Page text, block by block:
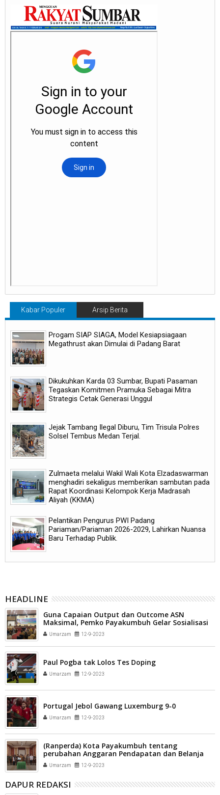
Kabar Populer Arsip Berita
Progam SIAP SIAGA, Model Kesiapsiagaan
Megathrust akan Dimulai di Padang Barat
Dikukuhkan Karda 03 Sumbar, Bupati Pasaman
Tegaskan Komitmen Pramuka Sebagai Mitra
Strategis Cetak Generasi Unggul
Jejak Tambang Ilegal Diburu, Tim Trisula Polres
Solsel Tembus Medan Terjal.
Zulmaeta melalui Wakil Wali Kota Elzadaswarman
menghadiri sekaligus memberikan sambutan pada
Rapat Koordinasi Kelompok Kerja Madrasah
Aliyah (KKMA)
Pelantikan Pengurus PWI Padang
Pariaman/Pariaman 2026-2029, Lahirkan Nuansa
Baru Terhadap Publik.
HEADLINE
Guna Capaian Output dan Outcome ASN
Maksimal, Pemko Payakumbuh Gelar Sosialisasi
Untuk JF se-kota Payakumbuh
Umarzam 12-9-2023
Paul Pogba tak Lolos Tes Doping
Umarzam 12-9-2023
Portugal Jebol Gawang Luxemburg 9-0
Umarzam 12-9-2023
(Ranperda) Kota Payakumbuh tentang
perubahan Anggaran Pendapatan dan Belanja
Daerah (APBD) tahun anggaran 2023 di tanda
tangani
Umarzam 12-9-2023
DAPUR REDAKSI